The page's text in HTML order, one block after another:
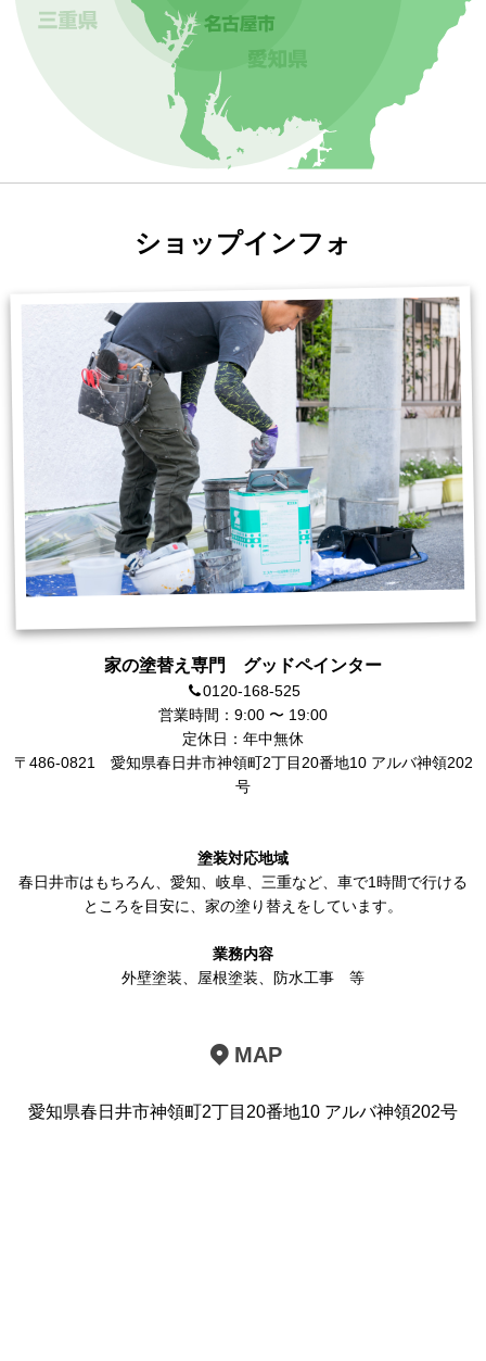
ショップインフォ
家の塗替え専門 グッドペインター
0120-168-525
営業時間：9:00 〜 19:00
定休日：年中無休
〒486-0821 愛知県春日井市神領町2丁目20番地10 アルバ神領202
号
塗装対応地域
春日井市はもちろん、 愛知、岐阜、三重など、車で1時間で行ける
ところを目安に、家の塗り替えをしています。
業務内容
外壁塗装、 屋根塗装、 防水工事 等
MAP
愛知県春日井市神領町2丁目20番地10 アルバ神領202号